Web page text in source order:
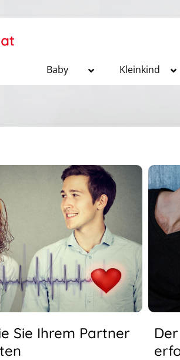
Baby Kleinkind
Sie Ihrem Partner